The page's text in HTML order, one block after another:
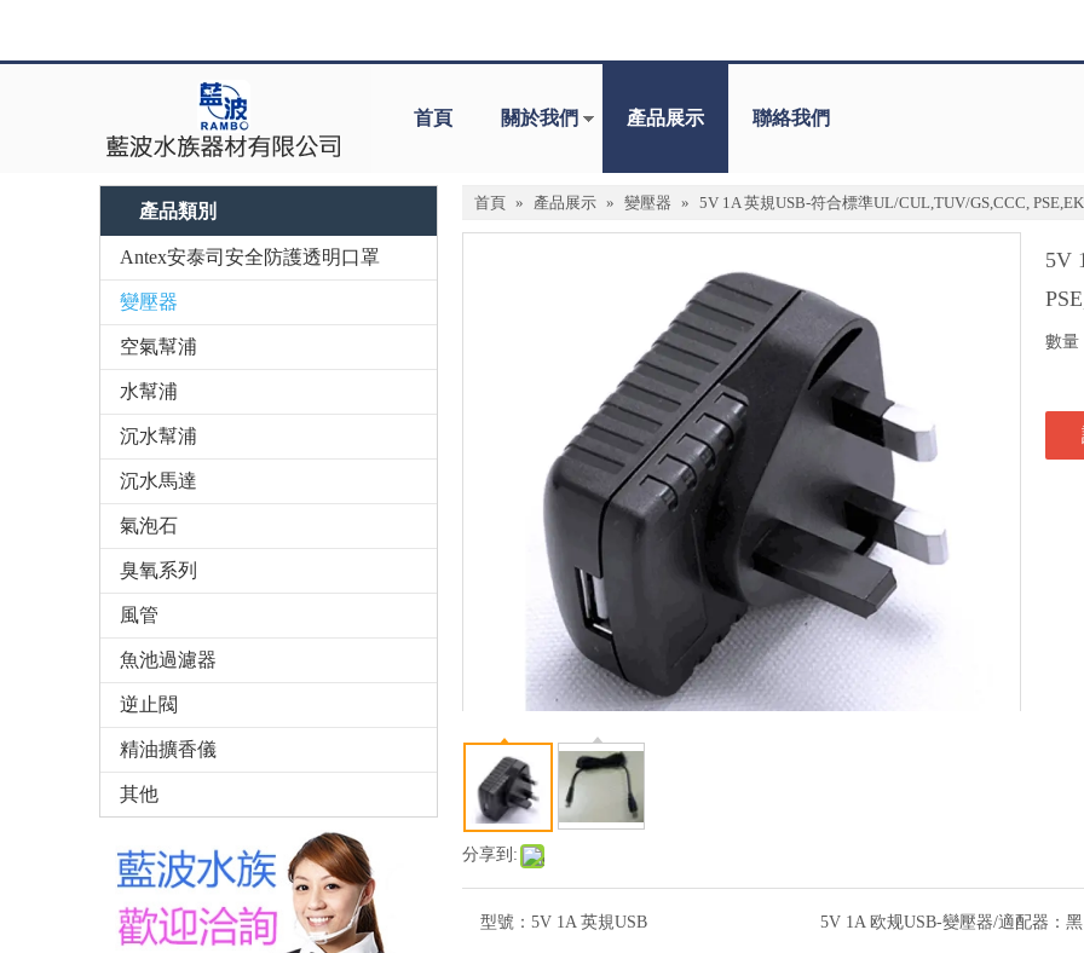
首頁 關於我們 產品展示 聯絡我們
產品類別
Antex安泰司安全防護透明口罩
變壓器
空氣幫浦
水幫浦
沉水幫浦
沉水馬達
氣泡石
臭氧系列
風管
魚池過濾器
逆止閥
精油擴香儀
其他
首頁 » 產品展示 » 變壓器 » 5V 1A 英規USB-符合標準UL/CUL,TUV/GS,CCC,
分享到:
5V
數量
型號： 5V 1A 英規USB 5V 1A 欧规USB-變壓器/適配器：